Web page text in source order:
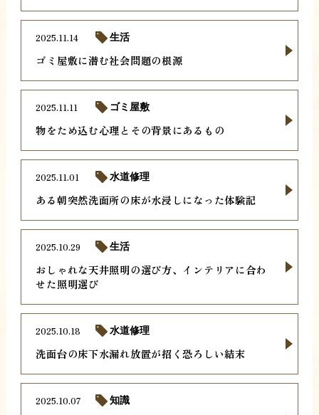
ゴミ屋敷に潜む社会問題の根源
2025.11.14 生活
物をため込む心理とその背景にあるもの
2025.11.11 ゴミ屋敷
ある朝突然洗面所の床が水浸しになった体験記
2025.11.01 水道修理
おしゃれな天井照明の選び方、インテリアに合わ
せた照明選び
2025.10.29 生活
洗面台の床下水漏れ放置が招く恐ろしい結末
2025.10.18 水道修理
2025.10.07 知識